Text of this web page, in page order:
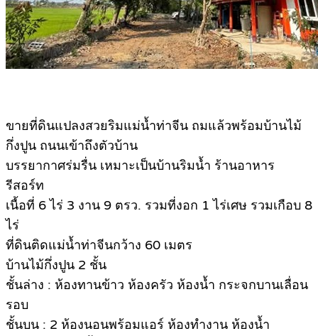
ขายที่ดินแปลงสวยริมแม่น้ำท่าจีน ถมแล้วพร้อมบ้านไม้
กึ่งปูน ถนนเข้าถึงตัวบ้าน
บรรยากาศร่มรื่น เหมาะเป็นบ้านริมน้ำ ร้านอาหาร
รีสอร์ท
เนื้อที่ 6 ไร่ 3 งาน 9 ตรว. รวมที่งอก 1 ไร่เศษ รวมเกือบ 8
ไร่
ที่ดินติดแม่น้ำท่าจีนกว้าง 60 เมตร
บ้านไม้กึ่งปูน 2 ชั้น
ชั้นล่าง : ห้องทานข้าว ห้องครัว ห้องน้ำ กระจกบานเลื่อน
รอบ
ชั้นบน : 2 ห้องนอนพร้อมแอร์ ห้องทำงาน ห้องน้ำ